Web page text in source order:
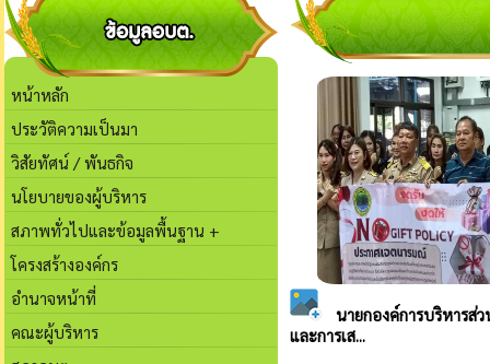
หน้าหลัก
ประวัติความเป็นมา
วิสัยทัศน์ / พันธกิจ
นโยบายของผู้บริหาร
สภาพทั่วไปและข้อมูลพื้นฐาน +
โครงสร้างองค์กร
อำนาจหน้าที่
คณะผู้บริหาร